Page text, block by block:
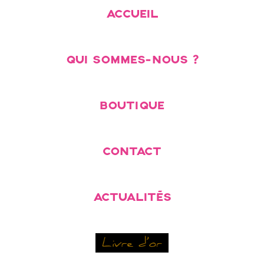
ACCUEIL
QUI SOMMES-NOUS ?
BOUTIQUE
CONTACT
ACTUALITÉS